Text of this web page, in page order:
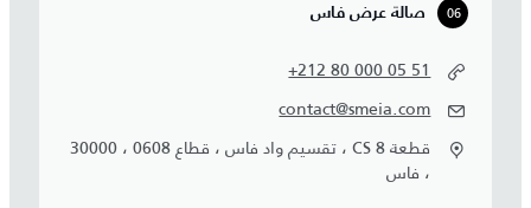
06 صالة عرض فاس
+212 80 000 05 51
contact@smeia.com
قطعة CS 8 ، تقسيم واد فاس ، قطاع 0608 ، 30000
، فاس